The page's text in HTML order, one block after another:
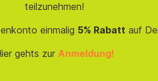
teilzunehmen!
einmalig 5% Rabatt auf
gehts zur Anmeldung!